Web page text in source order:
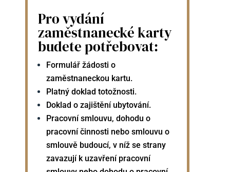
Pro vydání
zaměstnanecké karty
budete potřebovat:
Formulář žádosti o
zaměstnaneckou kartu.
Platný doklad totožnosti.
Doklad o zajištění ubytování.
Pracovní smlouvu, dohodu o
pracovní činnosti nebo smlouvu o
smlouvě budoucí, v níž se strany
zavazují k uzavření pracovní